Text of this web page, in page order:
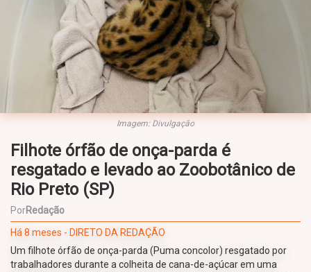
Imagem: Divulgação
Filhote órfão de onça-parda é
resgatado e levado ao Zoobotânico de
Rio Preto (SP)
PorRedação
Há 8 meses - DIRETO DA REDAÇÃO
Um filhote órfão de onça-parda (Puma concolor) resgatado por
trabalhadores durante a colheita de cana-de-açúcar em uma